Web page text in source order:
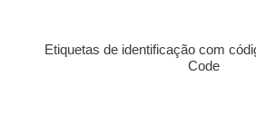
Etiquetas de identificação com
Code